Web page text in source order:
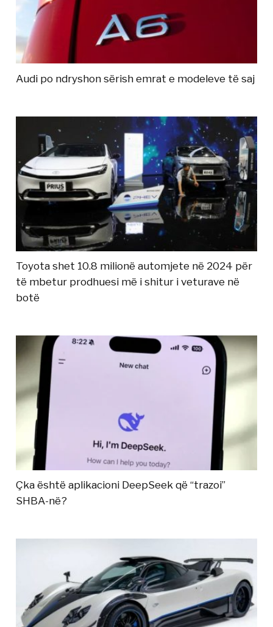
Audi po ndryshon sërish emrat e modeleve të saj
Toyota shet 10.8 milionë automjete në 2024 për
të mbetur prodhuesi më i shitur i veturave në
botë
Çka është aplikacioni DeepSeek që “trazoi”
SHBA-në?